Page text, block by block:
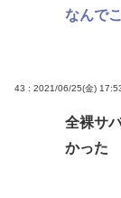
なんで
43 : 2021/06/25(金)
全裸サ
かった